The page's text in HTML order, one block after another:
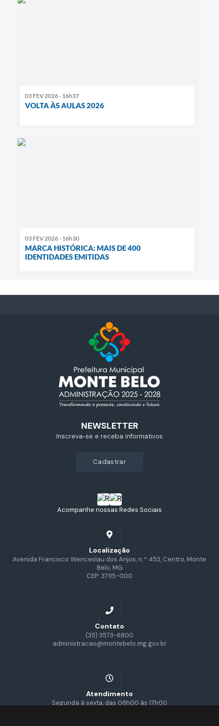
03 FEV 2026 - 16h37
VOLTA ÀS AULAS 2026
03 FEV 2026 - 16h30
MARCA HISTÓRICA: MAIS DE 400
IDENTIDADES EMITIDAS
Acompanhe nossas Redes Sociais
Localização
Avenida Francisco Wenceslau dos Anjos, n.º 453, Centro, Monte
Belo, MG
CEP: 37115-000
Contato
(35) 3573-6800
administracao@montebelo.mg.gov.br
Atendimento
Segunda à sexta, das 08h00 às 17h00
NEWSLETTER
Inscreva-se e receba informativos
cadastrar